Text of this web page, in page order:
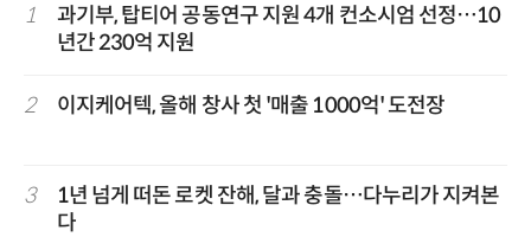
1
과기부, 탑티어 공동연구 지원 4개 컨소시엄 선정…10
년간 230억 지원
2 이지케어텍, 올해 창사 첫 '매출 1000억' 도전장
3
1년 넘게 떠돈 로켓 잔해, 달과 충돌…다누리가 지켜본
다